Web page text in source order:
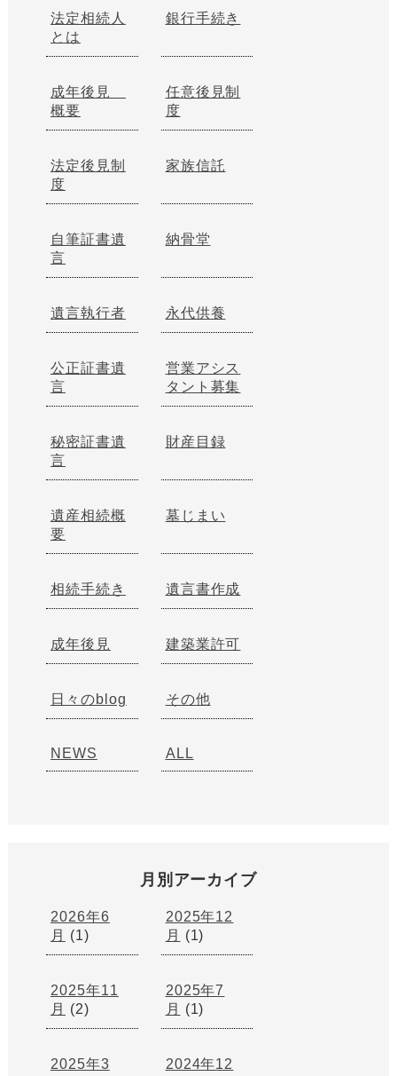
法定相続人
とは
銀行手続き
成年後見
概要
任意後見制
度
法定後見制
度
家族信託
自筆証書遺
言
納骨堂
遺言執行者 永代供養
公正証書遺
言
営業アシス
タント募集
秘密証書遺
言
財産目録
遺産相続概
要
墓じまい
相続手続き 遺言書作成
成年後見 建築業許可
日々のblog その他
NEWS ALL
月別アーカイブ
2026年6
月
(1)
2025年12
月
(1)
2025年11
月
(2)
2025年7
月
(1)
2025年3
2024年12